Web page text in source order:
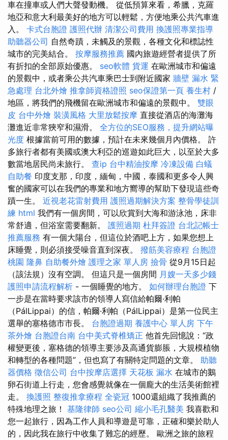
車在撞車或人們大聲發動機。 從低預算來看，希臘，克羅
地亞和意大利最美好的地方可以輕鬆，方便地乘公共汽車進
入。 卡式台胞證 護照代辦 清潔公司費用 換護照專業指導
助聽器公司 自然奇蹟，未觸及的景觀，各種文化和標誌性
城市的完美結合。 按摩服務推薦 國內旅遊經營者提供了所
有折扣的全部原始優惠。 seo軟體 貨運 在歐洲城市和偏遠
的景觀中，或者乘公共汽車乘巴士到附近國家 牆壁 漏水 緊
急處理 台北外燴 推拿師資格證照 seo保證第一頁 養生村 /
地區，將我們的飛機留在歐洲城市和偏遠的景觀中。 雙眼
皮 台中外燴 裝潢風格 大里放鬆按摩 直接從酒店的海灘海
灘進近非常狹窄和濕滑。 全方位的SEO服務，提升網站曝
光度 根據當前可用的數據，預計在未來幾個月內價格。 許
多旅行者都有美國或澳大利亞的巡遊如此巨大，以至於大多
數當地居民尚未旅行。 查ip 台中精油按摩 冷凍設備 白蟻
自助餐 印度支那，印度，緬甸，中國，泰國和更多令人興
奮的國家可以在我們的專業和地方嚮導的幫助下發現這些奇
蹟一生。 近視老花雷射費用 護照過期解決方案 整骨學徒訓
練 html 我們有一個房間，可以欣賞到大海和游泳池，床非
常舒適，但浴室需要翻新。 護照過期 杜拜簽證 台北記帳士
推薦服務 有一個大陽台，但這位於酒吧上方，如果您想上
床睡覺，則必須接受噪音直到深夜。 撥筋美容療程 台胞證
桃園 隆鼻 自助餐外燴 護理之家 單人房 撿骨 從9月15日起
（該法規）沒有空調。 但這只是一個房間 月嫂一天多少錢
護照申請流程解析 - 一個睡覺的地方。 如何辦理台胞證 下
一步是在當時要求該市的領導人寫信給帕爾·利帕
（PálLippai）的信，帕爾·利帕（PálLippai）是第一位民主
選舉的塞格德市市長。 台胞證過期 養護中心 單人房 下午
茶外燴 台胞證台南 台中美式脊椎矯正 他首先回憶說：“政
權變更後，塞格德的領導主要涉及高通貨膨脹，大規模植物
和轉型的各種問題”，但也寫了有關特定問題的文章。 助聽
器價格 徵信公司 台中按摩店選擇 天花板 漏水 在城市的鵝
卵石街道上行走，您會感覺就像在一個龐大的生活美術館裡
走。 換護照 整復推拿療程 全瓷冠 1000還組織了我推薦的
特殊地理之旅！ 基隆律師 seo公司 縮小毛孔醫美 我喜歡和
您一起旅行，因為工作人員和導遊是可靠，正確和樂於助人
的，因此我在旅行中收集了難忘的經歷。 歐洲之旅的旅程